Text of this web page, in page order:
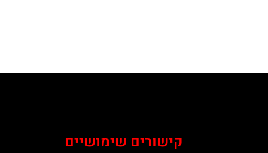
קישורים שימושיים